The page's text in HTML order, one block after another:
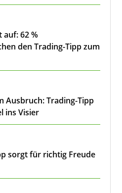
62 %
den Trading-Tipp zum
Ausbruch: Trading-Tipp
ins Visier
sorgt für richtig Freude